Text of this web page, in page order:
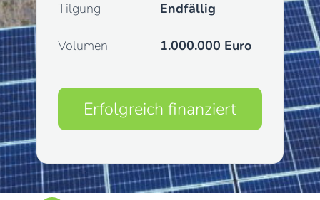
Tilgung Endfällig
Volumen 1.000.000 Euro
Erfolgreich finanziert